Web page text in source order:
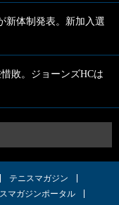
新体制発表。新加入選
敗。ジョーンズHCは
テニスマガジン
マガジンポータル